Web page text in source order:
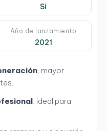
Si
Año de lanzamiento
2021
, mayor
, ideal para